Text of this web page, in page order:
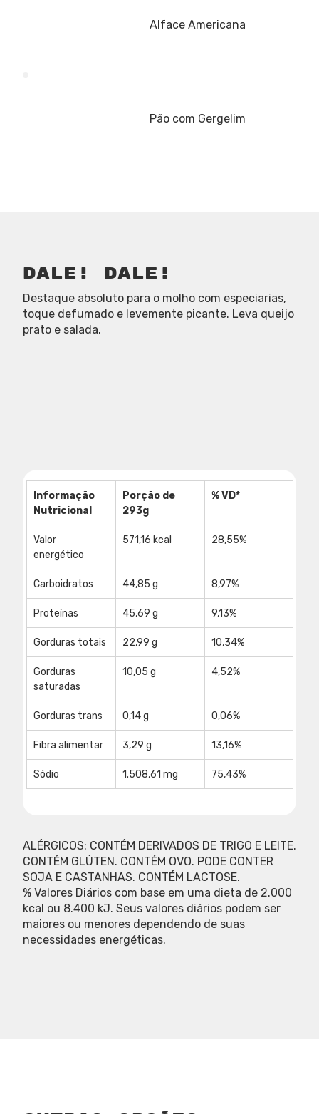
Alface Americana
Pão com Gergelim
Dale! Dale!
Destaque absoluto para o molho com especiarias,
toque defumado e levemente picante. Leva queijo
prato e salada.
Informação
Nutricional
Porção de
293g
% VD*
Valor
energético
571,16 kcal 28,55%
Carboidratos 44,85 g 8,97%
Proteínas 45,69 g 9,13%
Gorduras totais 22,99 g 10,34%
Gorduras
saturadas
10,05 g 4,52%
Gorduras trans 0,14 g 0,06%
Fibra alimentar 3,29 g 13,16%
Sódio 1.508,61 mg 75,43%
ALÉRGICOS: CONTÉM DERIVADOS DE TRIGO E LEITE.
CONTÉM GLÚTEN. CONTÉM OVO. PODE CONTER
SOJA E CASTANHAS. CONTÉM LACTOSE.
% Valores Diários com base em uma dieta de 2.000
kcal ou 8.400 kJ. Seus valores diários podem ser
maiores ou menores dependendo de suas
necessidades energéticas.